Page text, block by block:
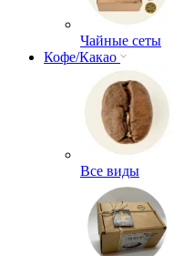
Чайные сеты
Кофе/Какао
Все виды